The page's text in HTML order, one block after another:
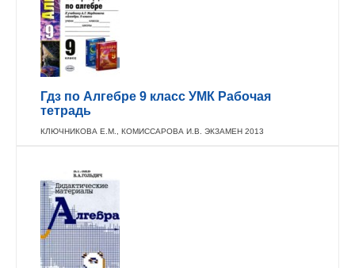
Гдз по Алгебре 9 класс УМК Рабочая
тетрадь
КЛЮЧНИКОВА Е.М., КОМИССАРОВА И.В. ЭКЗАМЕН 2013